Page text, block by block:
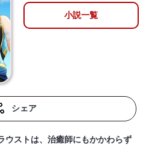
小説一覧
シェア
ウストは、治癒師にもかかわらず